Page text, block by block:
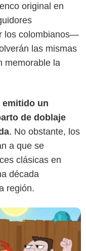
original en
los colombianos—
las mismas
memorable la
emitido un
de doblaje
. No obstante, los
a que se
clásicas en
década
región.